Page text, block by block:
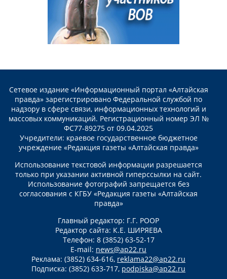
Сетевое издание «Информационный портал «Алтайская
правда» зарегистрировано Федеральной службой по
надзору в сфере связи, информационных технологий и
массовых коммуникаций. Регистрационный номер ЭЛ №
ФС77-89275 от 09.04.2025
Учредители: краевое государственное бюджетное
учреждение «Редакция газеты «Алтайская правда»
Использование текстовой информации разрешается
только при указании активной гиперссылки на сайт.
Использование фотографий запрещается без
согласования с КГБУ «Редакция газеты «Алтайская
правда»
Главный редактор: Г.Г. РООР
Редактор сайта: К.Е. ШИРЯЕВА
Телефон: 8 (3852) 63-52-17
E-mail: news@ap22.ru
Реклама: (3852) 634-616, reklama22@ap22.ru
Подписка: (3852) 633-717, podpiska@ap22.ru